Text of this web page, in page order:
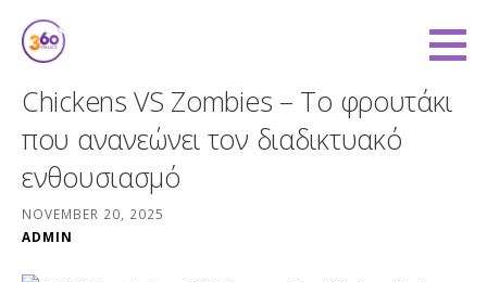
360 Degree Finance
Chickens VS Zombies – Το φρουτάκι
που ανανεώνει τον διαδικτυακό
ενθουσιασμό
NOVEMBER 20, 2025
ADMIN